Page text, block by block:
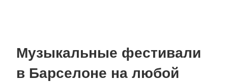
Музыкальные фестивали
в Барселоне на любой